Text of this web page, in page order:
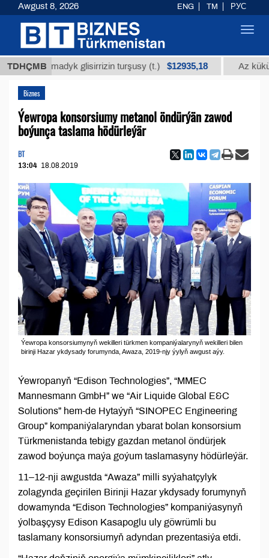
TDHÇMB glisirrizin turşusy (t.) $12935,18 Az kükürtli
Biznes
Ýewropa konsorsiumy metanol öndürýän zawod
boýunça taslama hödürleýär
BT
13:04 18.08.2019
Ýewropa konsorsiumynyň wekilleri türkmen kompaniýalarynyň wekilleri bilen
birinji Hazar ykdysady forumynda, Awaza, 2019-njy ýylyň awgust aýy.
Ýewropanyň “Edison Technologies”, “MMEC
Mannesmann GmbH” we “Air Liquide Global E&C
Solutions” hem-de Hytaýyň “SINOPEC Engineering
Group” kompaniýalaryndan ybarat bolan konsorsium
Türkmenistanda tebigy gazdan metanol öndürjek
zawod boýunça maýa goýum taslamasyny hödürleýär.
11–12-nji awgustda “Awaza” milli syýahatçylyk
zolagynda geçirilen Birinji Hazar ykdysady forumynyň
dowamynda “Edison Technologies” kompaniýasynyň
ýolbaşçysy Edison Kasapoglu uly göwrümli bu
taslamany konsorsiumyň adyndan prezentasiýa etdi.
Awgust 8, 2026 ENG TM РУС